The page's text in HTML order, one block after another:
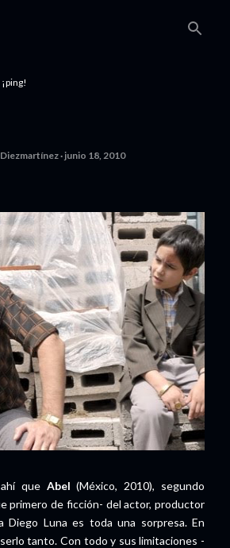
junio 18, 2010
que Abel(México, 2010), segundo
primero de ficción- del actor, productor
Diego Luna es toda una sorpresa. En
tanto. Con todo y sus limitaciones -